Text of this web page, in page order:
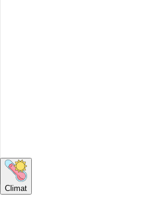
Climat